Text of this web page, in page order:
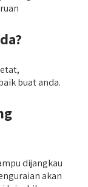
buat anda.
dijangkau
akan